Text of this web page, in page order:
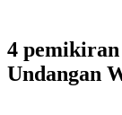
4 pemikiran
Undangan